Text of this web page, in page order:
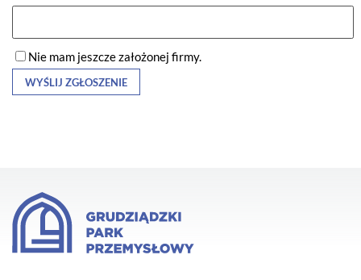
Nie mam jeszcze założonej firmy.